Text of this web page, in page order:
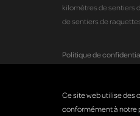
kilomètres de sentiers
de sentiers de
Politique de
Ce site web utilise des
conformément à notre